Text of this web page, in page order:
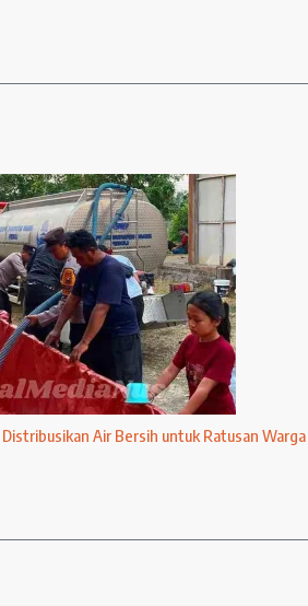
Air Bersih untuk Ratusan Warga